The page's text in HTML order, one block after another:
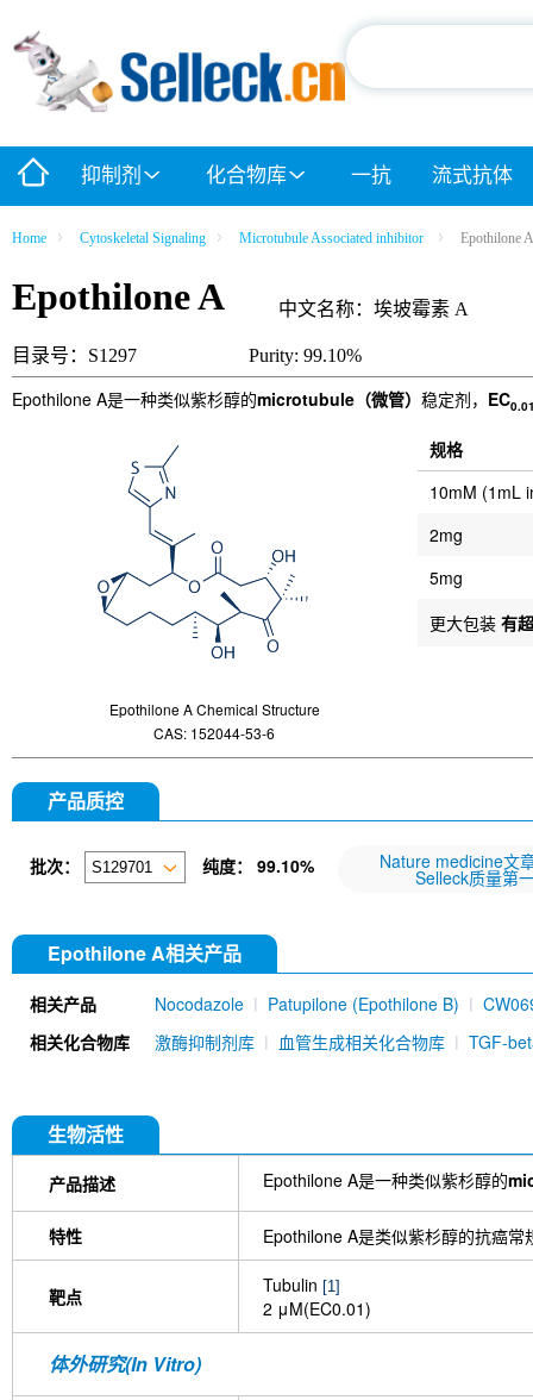
抑制剂 化合物库 一抗 流式抗体
Home Cytoskeletal Signaling Microtubule Associated inhibitor Epothilone A
Epothilone A 中文名称：埃坡霉素 A
目录号：S1297 Purity: 99.10%
Epothilone A是一种类似紫杉醇的microtubule（微管） 稳定剂， EC
Epothilone A Chemical Structure
CAS: 152044-53-6
规格
10mM (1mL
2mg
5mg
更大包装 有
产品质控
批次： 纯度： 99.10% Nature medicine文
Selleck质量第
Epothilone A相关产品
相关产品 Nocodazole Patupilone (Epothilone B)
DM1 (Mertansine)
α-Tubulin Antibody (Rabbit
相关化合物库 激酶抑制剂库 血管生成相关化合物库 TGF-
生物活性
产品描述 Epothilone A是一种类似紫杉醇的
特性 Epothilone A是类似紫杉醇的抗癌
靶点 Tubulin [1]
2 μM(EC0.01)
体外研究(In Vitro)